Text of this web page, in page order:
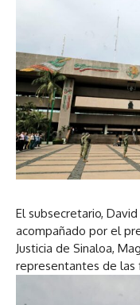
El subsecretario,
acompañado por el
Justicia de Sinaloa,
representantes de las